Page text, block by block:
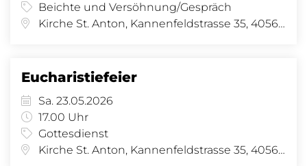
Beichte und Versöhnung/Gespräch
Kirche St. Anton, Kannenfeldstrasse 35, 4056 Basel
Eucharistiefeier
Sa. 23.05.2026
17.00 Uhr
Gottesdienst
Kirche St. Anton, Kannenfeldstrasse 35, 4056 Basel